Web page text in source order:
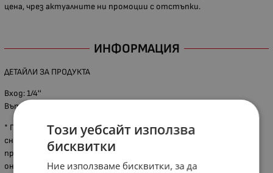
цена, чрез актуалните ни промоции с отстъпки.
ИНФОРМАЦИЯ
ДЕТАЙЛИ ЗА ПРОДУКТА
Вход: 1/4''
Вътрешен диаметър на маркуча: 8 мм
* При някои артикули са възможни разлики между показаната
снимка и реалния продукт, поради актуализация на дизайна от
производителя или неналичие на каталожна снимка, за което
онлайн магазинът не носи отговорност.
Този уебсайт използва
бисквитки
Ние използваме бисквитки, за да